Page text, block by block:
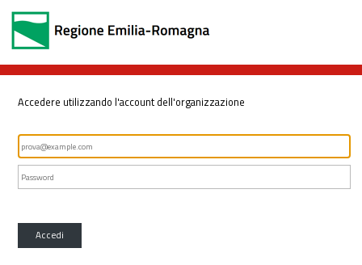
Accedere utilizzando l'account dell'organizzazione
Accedi